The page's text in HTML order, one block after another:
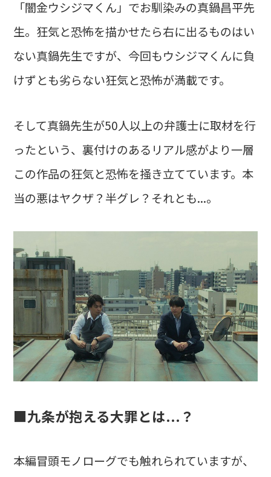
「闇金ウシジマくん」でお馴染みの真鍋昌平先
生。狂気と恐怖を描かせたら右に出るものはい
ない真鍋先生ですが、今回もウシジマくんに負
けずとも劣らない狂気と恐怖が満載です。
そして真鍋先生が50人以上の弁護士に取材を行
ったという、裏付けのあるリアル感がより一層
この作品の狂気と恐怖を掻き立てています。本
当の悪はヤクザ？半グレ？それとも...。
■九条が抱える大罪とは...？
本編冒頭モノローグでも触れられていますが、